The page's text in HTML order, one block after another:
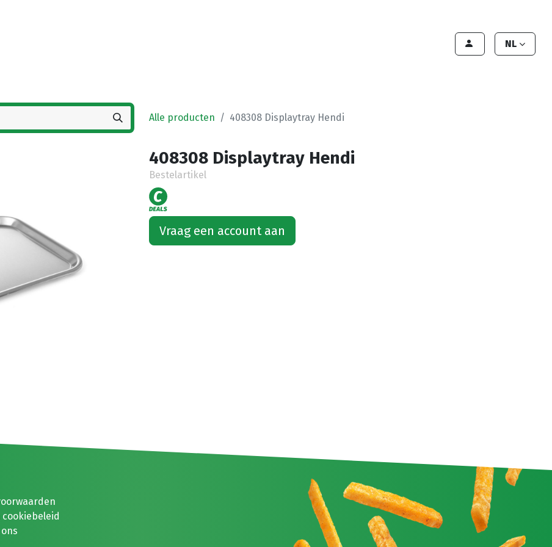
NL
Alle producten 408308 Displaytray Hendi
408308 Displaytray Hendi
Bestelartikel
Vraag een account aan